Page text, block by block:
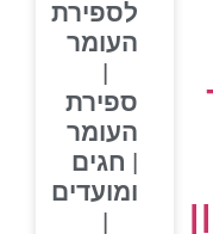
לספירת
העומר
ספירת
העומר
| חגים
ומועדים